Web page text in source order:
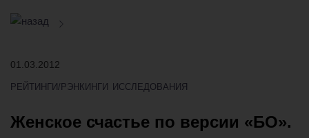
01.03.2012
РЕЙТИНГИ/РЭНКИНГИ ИССЛЕДОВАНИЯ
Женское счастье по версии «БО».